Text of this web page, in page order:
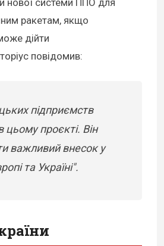
нової системи ППО для
ракетам, якщо
дійти
повідомив:
підприємств
цьому проєкті. Він
важливий внесок у
та Україні".